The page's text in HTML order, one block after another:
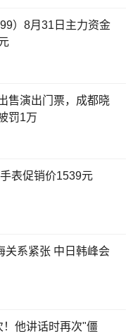
）8月31日主力资金
售演出门票，成都晓
罚1万
表促销价1539元
关系紧张 中日韩峰会
他讲话时再次"僵